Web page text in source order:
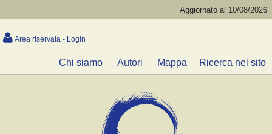
Aggiornato al 10/08/2026
Area riservata - Login
Chi siamo Autori Mappa Ricerca nel sito